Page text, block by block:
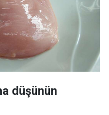
düşünün